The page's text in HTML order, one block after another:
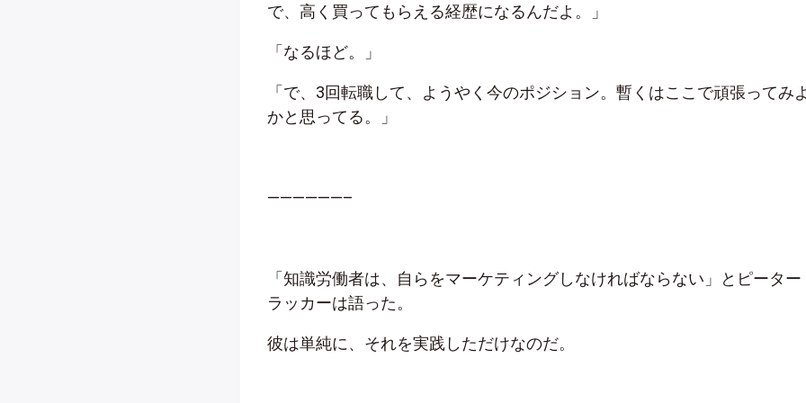
で、高く買ってもらえる経歴になるんだよ。」
「なるほど。」
「で、3回転職して、ようやく今のポジション。暫くはここで頑張ってみ
かと思ってる。」
——————–
「知識労働者は、自らをマーケティングしなければならない」とピーター
ラッカーは語った。
彼は単純に、それを実践しただけなのだ。